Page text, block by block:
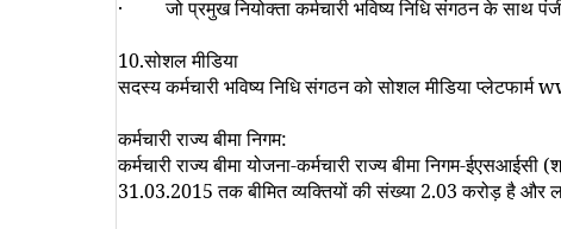
·जो प्रमुख नियोक्ता कर्मचारी भविष्य निधि संगठन के साथ
10.सोशल मीडिया
सदस्य कर्मचारी भविष्य निधि संगठन को सोशल मीडिया प्लेटफार्म
कर्मचारी राज्य बीमा निगम:
कर्मचारी राज्य बीमा योजना-कर्मचारी राज्य बीमा निगम-
31.03.2015तक बीमित व्यक्तियों की संख्या 2.03करोड़ है और